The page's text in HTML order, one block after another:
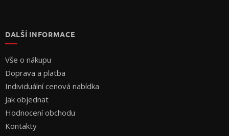
DALŠÍ INFORMACE
Vše o nákupu
Doprava a platba
Individuální cenová nabídka
Jak objednat
Hodnocení obchodu
Kontakty